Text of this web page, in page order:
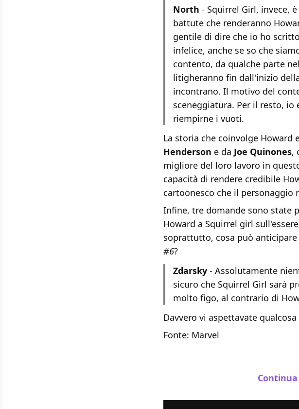
North - Squirrel Girl, invece,
battute che renderanno
gentile di dire che io ho
infelice, anche se so che
contento, da qualche parte
litigheranno fin dall'inizio
incontrano. Il motivo del
sceneggiatura. Per il resto,
riempirne i vuoti.
La storia che coinvolge Howard
Henderson e da Joe Quinones,
migliore del loro lavoro in
capacità di rendere credibile
cartoonesco che il personaggio
Infine, tre domande sono state
Howard a Squirrel girl
soprattutto, cosa può
#6?
Zdarsky - Assolutamente
sicuro che Squirrel Girl sarà
molto figo, al contrario di
Davvero vi aspettavate
Fonte: Marvel